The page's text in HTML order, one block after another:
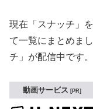
現在「スナッチ」
て一覧にまとめま
チ」が配信中です。
動画サービス PR